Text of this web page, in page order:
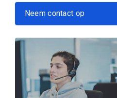
Neem contact op